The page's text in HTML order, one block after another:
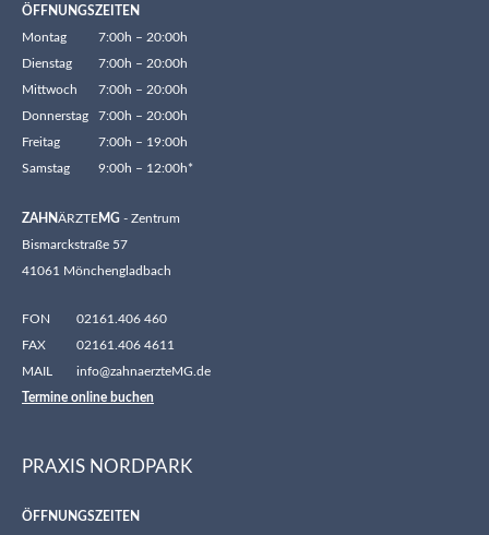
ÖFFNUNGSZEITEN
Montag
7:00h – 20:00h
Dienstag
7:00h – 20:00h
Mittwoch
7:00h – 20:00h
Donnerstag
7:00h – 20:00h
Freitag
7:00h – 19:00h
Samstag
9:00h – 12:00h*
ZAHNÄRZTEMG - Zentrum
Bismarckstraße 57
41061 Mönchengladbach
FON
02161.406 460
FAX
02161.406 4611
MAIL
info@zahnaerzteMG.de
Termine online buchen
PRAXIS NORDPARK
ÖFFNUNGSZEITEN